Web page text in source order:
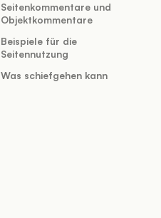
Seitenkommentare und
Objektkommentare
Beispiele für die
Seitennutzung
Was schiefgehen kann